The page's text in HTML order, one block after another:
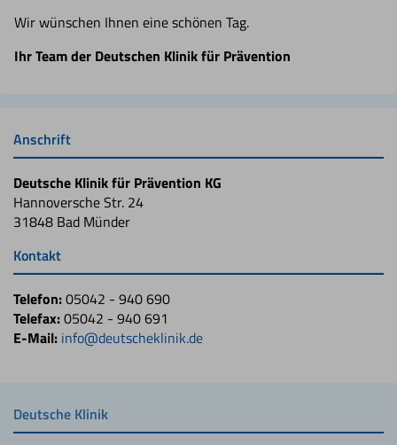
Wir wünschen Ihnen eine schönen Tag.
Ihr Team der Deutschen Klinik für Prävention
Anschrift
Deutsche Klinik für Prävention KG
Hannoversche Str. 24
31848 Bad Münder
Kontakt
Telefon:05042 - 940 690
Telefax:05042 - 940 691
E-Mail: info@deutscheklinik.de
Deutsche Klinik